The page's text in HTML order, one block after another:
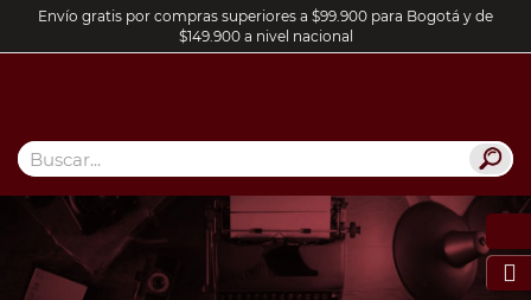
Envío gratis por compras superiores a $99.900 para Bogotá y de
$149.900 a nivel nacional
